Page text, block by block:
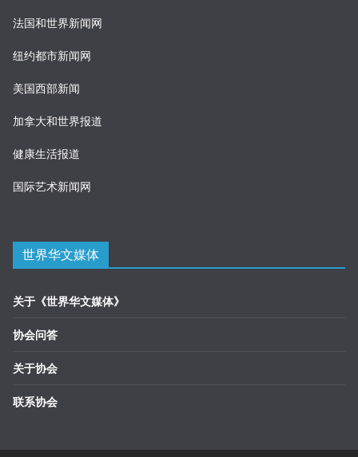
法国和世界新闻网
纽约都市新闻网
美国西部新闻
加拿大和世界报道
健康生活报道
国际艺术新闻网
世界华文媒体
关于《世界华文媒体》
协会问答
关于协会
联系协会